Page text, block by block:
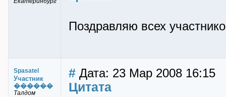
Поздравляю всех
Spasatel
Участник
������
Талдом
# Дата: 23 Мар 2008 16:15
Цитата